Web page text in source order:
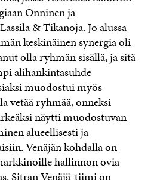
Onninen ja
& Tikanoja. Jo alussa
keskinäinen synergia oli
olla ryhmän sisällä, ja sitä
alihankintasuhde
muodostui myös
vetää ryhmää, onneksi
näytti muodostuvan
alueellisesti ja
Venäjän kohdalla on
hallinnon ovia